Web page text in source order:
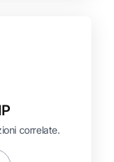
correlate.